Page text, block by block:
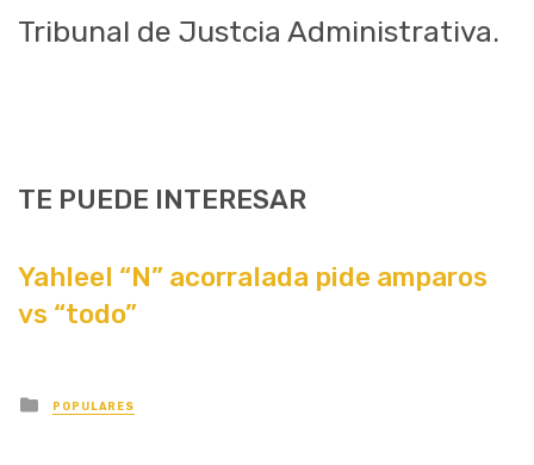
Tribunal de Justcia Administrativa.
TE PUEDE INTERESAR
Yahleel “N” acorralada pide amparos
vs “todo”
Posted
in
POPULARES